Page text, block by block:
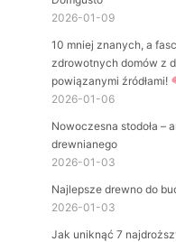
2026-01-09
10 mniej znanych, a
zdrowotnych domów z
powiązanymi źródłami!
2026-01-06
Nowoczesna stodoła –
drewnianego
2026-01-03
Najlepsze drewno do
2026-01-03
Jak uniknąć 7